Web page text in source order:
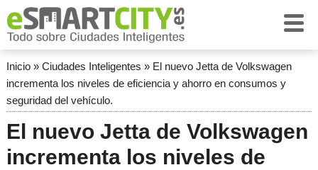
Inicio» Ciudades Inteligentes » El nuevo Jetta de Volkswagen
incrementa los niveles de eficiencia y ahorro en consumos y
seguridad del vehículo.
El nuevo Jetta de Volkswagen
incrementa los niveles de